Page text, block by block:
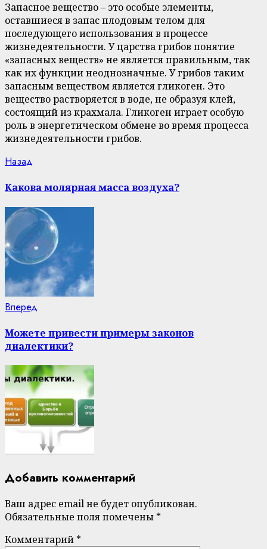
Запасное вещество – это особые элементы,
оставшиеся в запас плодовым телом для
последующего использования в процессе
жизнедеятельности. У царства грибов понятие
«запасных веществ» не является правильным, так
как их функции неоднозначные. У грибов таким
запасным веществом является гликоген. Это
вещество растворяется в воде, не образуя клей,
состоящий из крахмала. Гликоген играет особую
роль в энергетическом обмене во время процесса
жизнедеятельности грибов.
Continue
Reading
Назад
Какова молярная масса воздуха?
Вперед
Можете привести примеры законов
диалектики?
Добавить комментарий
Ваш адрес email не будет опубликован.
Обязательные поля помечены *
Комментарий *